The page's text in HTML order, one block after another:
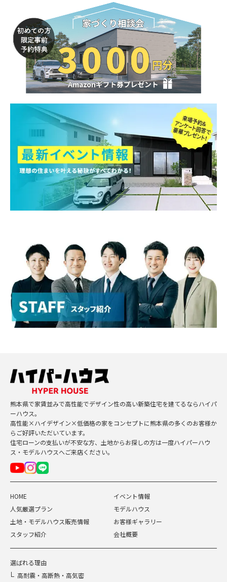
熊本県で家賃並みで高性能でデザイン性の高い新築住宅を建てるならハイパ
ーハウス。
高性能×ハイデザイン×低価格の家をコンセプトに熊本県の多くのお客様か
らご好評いただいています。
住宅ローンの支払いが不安な方、土地からお探しの方は一度ハイパーハウ
ス・モデルハウスへご来店ください。
HOME
イベント情報
人気厳選プラン
モデルハウス
土地・モデルハウス販売情報
お客様ギャラリー
スタッフ紹介
会社概要
選ばれる理由
高耐震・高断熱・高気密